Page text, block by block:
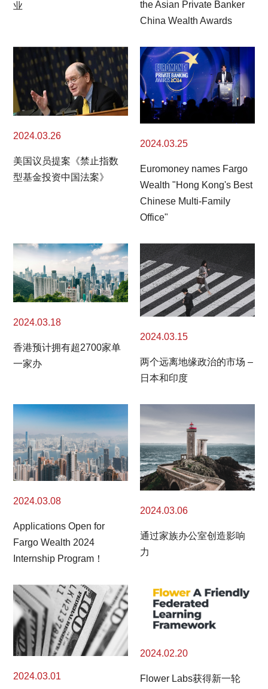
业
the Asian Private Banker
China Wealth Awards
2024.03.26
美国议员提案《禁止指数
型基金投资中国法案》
2024.03.25
Euromoney names Fargo
Wealth "Hong Kong's Best
Chinese Multi-Family
Office"
2024.03.18
香港预计拥有超2700家单
一家办
2024.03.15
两个远离地缘政治的市场 –
日本和印度
2024.03.08
Applications Open for
Fargo Wealth 2024
Internship Program！
2024.03.06
通过家族办公室创造影响
力
2024.03.01
2024.02.20
Flower Labs获得新一轮